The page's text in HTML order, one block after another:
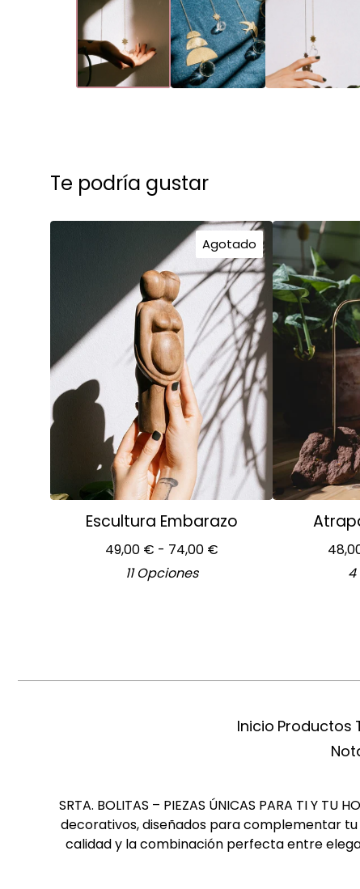
Te podría gustar
Agotado
Escultura Embarazo
49,00 € - 74,00 €
11 Opciones
4
Inicio Productos
SRTA. BOLITAS – PIEZAS ÚNICAS PARA TI Y
decorativos, diseñados para complementar
calidad y la combinación perfecta entre